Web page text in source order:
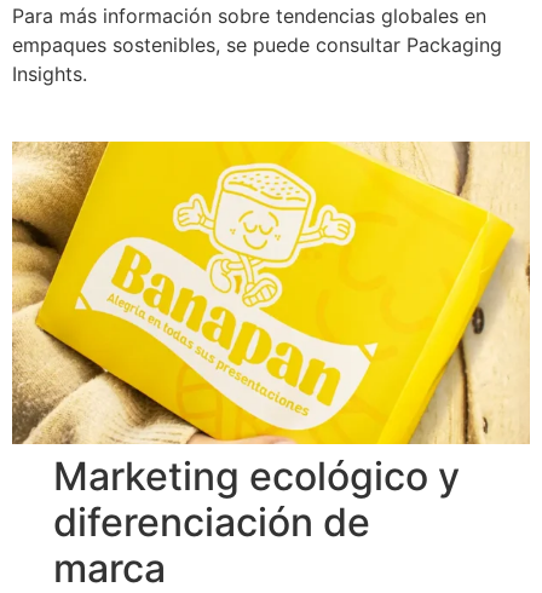
Para más información sobre tendencias globales en
empaques sostenibles, se puede consultar Packaging
Insights.
Marketing ecológico y
diferenciación de
marca